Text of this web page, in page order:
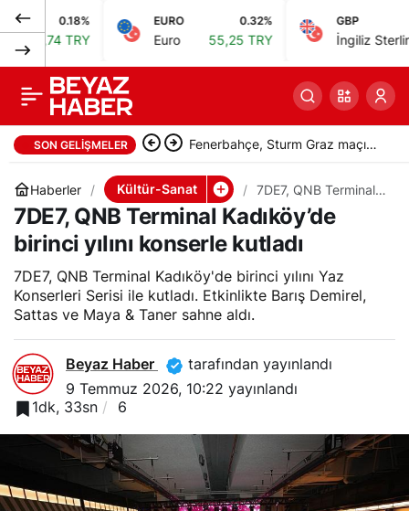
EURO 0.32%
55,25 TRY İngiliz Sterlini 64,48
SON GELIŞMELER Fenerbahçe, Sturm Graz maçı
hazırlıklarını sürdürüyor
Haberler Kültür-Sanat
7DE7, QNB Terminal
Kadıköy’de birinci
yılını konserle kutladı
7DE7, QNB Terminal Kadıköy’de
birinci yılını konserle kutladı
7DE7, QNB Terminal Kadıköy'de birinci yılını Yaz
Konserleri Serisi ile kutladı. Etkinlikte Barış Demirel,
Sattas ve Maya & Taner sahne aldı.
Beyaz Haber
tarafından yayınlandı
9 Temmuz 2026, 10:22 yayınlandı
1dk, 33sn
6
Filistin 36, TRT ortak
yapımı 17 Temmuz’da
vizyona girecek
0 Paylaş